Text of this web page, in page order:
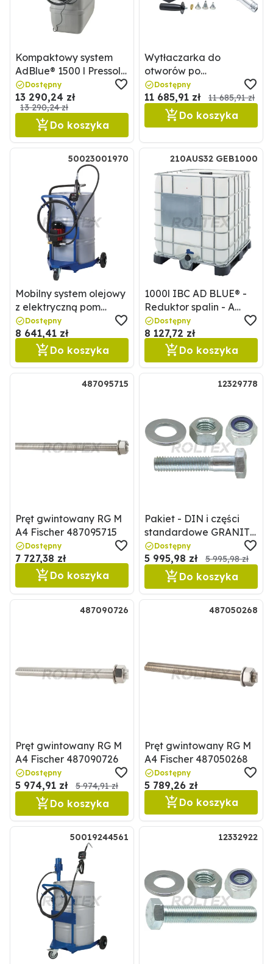
Kompaktowy system
AdBlue® 1500 l Pressol
18449030
Dostępny
13 290,24 zł
13 290,24 zł
Do koszyka
Wytłaczarka do
otworów po
gwoździach Tip Top
5005177608
Dostępny
11 685,91 zł 11 685,91 zł
Do koszyka
50023001970
Mobilny system olejowy
z elektryczną pom
Pressol 50023001970
Dostępny
8 641,41 zł
Do koszyka
210AUS32 GEB1000
1000l IBC AD BLUE® -
Reduktor spalin - A
GRANIT 210AUS32
GEB1000
Dostępny
8 127,72 zł
Do koszyka
487095715
Pręt gwintowany RG M
A4 Fischer 487095715
Dostępny
7 727,38 zł
Do koszyka
12329778
Pakiet - DIN i części
standardowe GRANIT
12329778
Dostępny
5 995,98 zł 5 995,98 zł
Do koszyka
487090726
Pręt gwintowany RG M
A4 Fischer 487090726
Dostępny
5 974,91 zł 5 974,91 zł
Do koszyka
487050268
Pręt gwintowany RG M
A4 Fischer 487050268
Dostępny
5 789,26 zł
Do koszyka
50019244561 12332922